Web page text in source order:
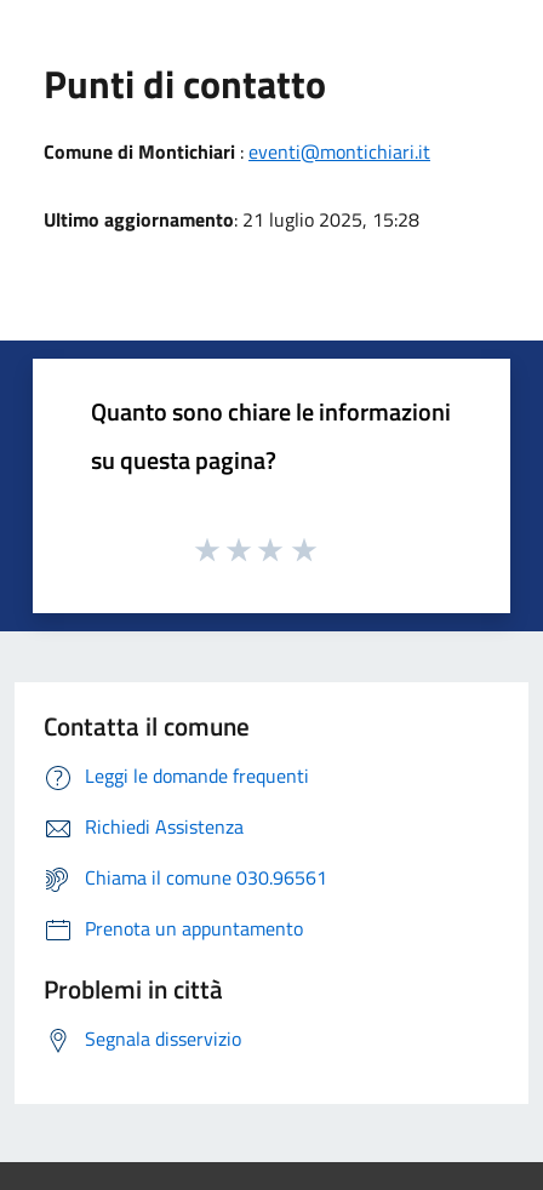
Punti di contatto
Comune di Montichiari :eventi@montichiari.it
Ultimo aggiornamento: 21 luglio 2025, 15:28
Quanto sono chiare le informazioni
su questa pagina?
Contatta il comune
Leggi le domande frequenti
Richiedi Assistenza
Chiama il comune 030.96561
Prenota un appuntamento
Problemi in città
Segnala disservizio